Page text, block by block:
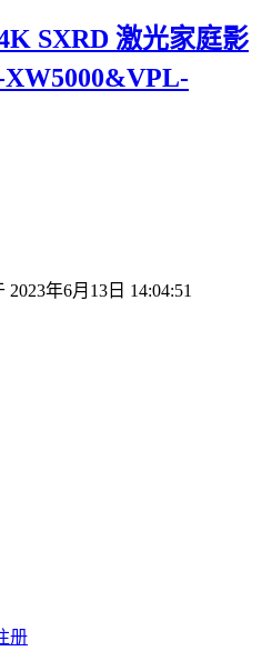
SXRD 激光家庭影
2023年6月13日 14:04:51
册